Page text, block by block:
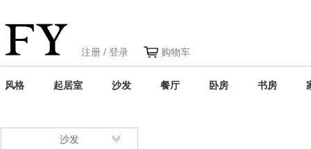
注册 / 登录 购物车
风格 起居室 沙发 餐厅 卧房 书房
沙发